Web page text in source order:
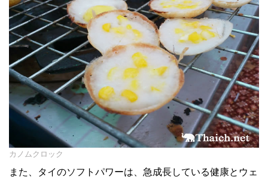
カノムクロック
また、タイのソフトパワーは、急成長している健康とウェ